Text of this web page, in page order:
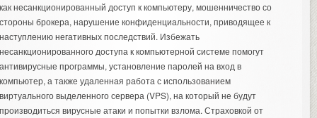
несанкционированный доступ к компьютеру, мошенничество со
брокера, нарушение конфиденциальности, приводящее к
негативных последствий. Избежать
доступа к компьютерной системе помогут
программы, установление паролей на вход в
а также удаленная работа с использованием
выделенного сервера (VPS), на который не будут
вирусные атаки и попытки взлома. Страховкой от